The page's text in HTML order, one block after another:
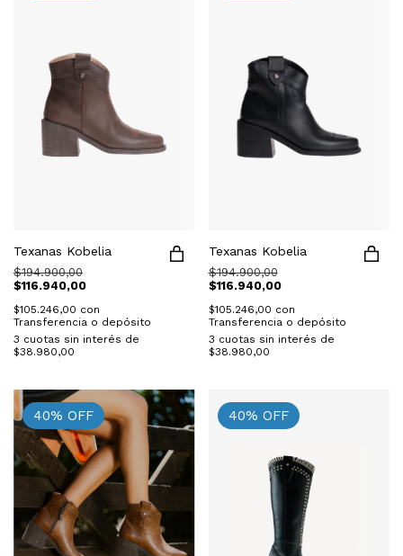
Texanas Kobelia
$194.900,00
$116.940,00
$105.246,00 con
Transferencia o depósito
3 cuotas sin interés de
$38.980,00
Texanas Kobelia
$194.900,00
$116.940,00
$105.246,00 con
Transferencia o depósito
3 cuotas sin interés de
$38.980,00
40% OFF 40% OFF